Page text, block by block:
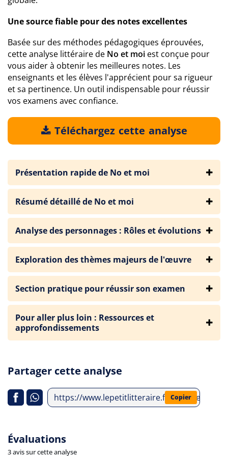
Une source fiable pour des notes excellentes
Basée sur des méthodes pédagogiques éprouvées,
cette analyse littéraire de No et moi est conçue pour
vous aider à obtenir les meilleures notes. Les
enseignants et les élèves l'apprécient pour sa rigueur
et sa pertinence. Un outil indispensable pour réussir
vos examens avec confiance.
Téléchargez cette analyse
Présentation rapide de No et moi
Résumé détaillé de No et moi
Analyse des personnages : Rôles et évolutions
Exploration des thèmes majeurs de l'œuvre
Section pratique pour réussir son examen
Pour aller plus loin : Ressources et
approfondissements
Partager cette analyse
https://www.lepetitlitteraire.fr/analyses-
Copier
Évaluations
3 avis sur cette analyse